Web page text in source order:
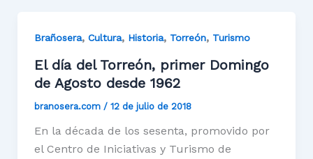
Brañosera, Cultura, Historia, Torreón, Turismo
El día del Torreón, primer Domingo
de Agosto desde 1962
branosera.com / 12 de julio de 2018
En la década de los sesenta, promovido por
el Centro de Iniciativas y Turismo de